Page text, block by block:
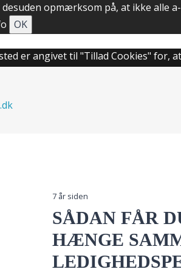
7 år siden
SÅDAN FÅR
HÆNGE
opmærksom på, at ikke alle
OK
er angivet til "Tillad Cookies" for,